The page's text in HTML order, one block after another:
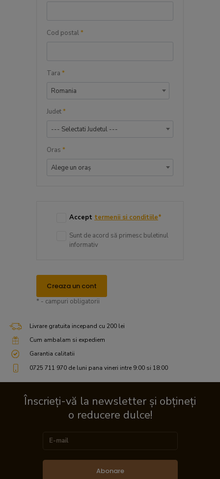
Cod postal*
Tara *
Romania
Judet*
--- Selectati Judetul ---
Oras *
Alege un oraș
Accept termenii si conditiile*
Sunt de acord să primesc buletinul
informativ
Creaza un cont
* - campuri obligatorii
Livrare gratuita incepand cu 200 lei
Cum ambalam si expediem
Garantia calitatii
0725 711 970 de luni pana vineri intre 9:00 si 18:00
Înscrieți-vă la newsletter și obțineți
o reducere dulce!
Abonare